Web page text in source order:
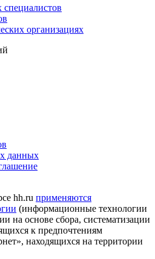
организациях
данных
hh.ru применяются
(информационные технологии
на основе сбора, систематизации
к предпочтениям
находящихся на территории